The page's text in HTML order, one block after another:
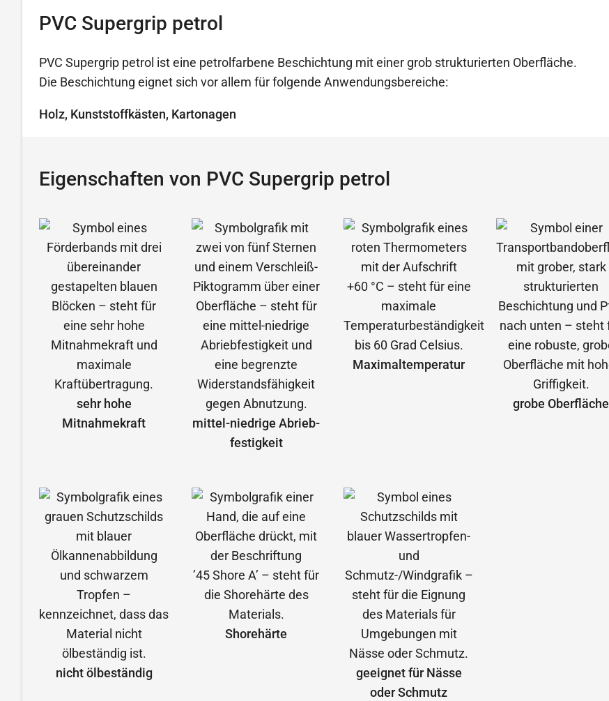
PVC Supergrip petrol
PVC Supergrip petrol ist eine petrolfarbene Beschichtung mit einer grob strukturierten Oberfläche.
Die Beschichtung eignet sich vor allem für folgende Anwendungsbereiche:
Holz, Kunststoffkästen, Kartonagen
Eigenschaften von PVC Supergrip petrol
sehr hohe
Mitnahmekraft
mittel-niedrige Abrieb­
festigkeit
Maximal­temperatur
grobe Oberfläche
nicht ölbeständig
Shorehärte
geeignet für Nässe
oder Schmutz